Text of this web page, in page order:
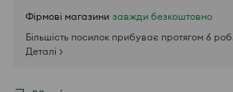
Фірмові магазини завжди безкоштовно
Більшість посилок прибуває протягом 6
Деталі >